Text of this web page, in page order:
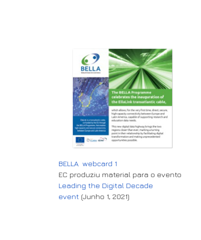
BELLA webcard 1
EC produziu material para o evento
Leading the Digital Decade
event (Junho 1, 2021)